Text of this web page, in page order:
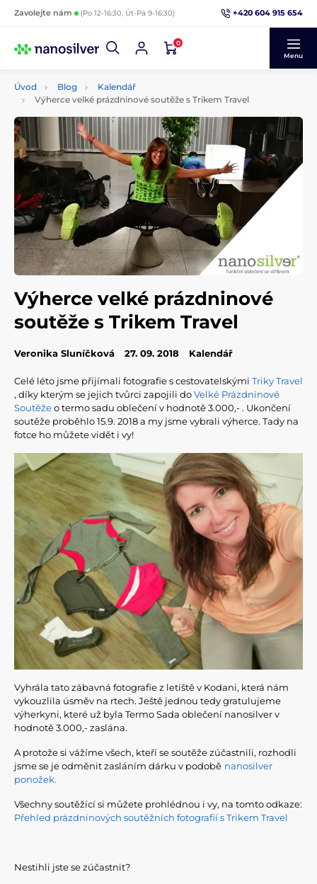
Zavolejte nám (Po 12-16:30, Út-Pá 9-16:30) +420 604 915 654
0
Menu
Úvod Blog
Kalendář
Výherce velké prázdninové soutěže s Trikem Travel
Výherce velké prázdninové
soutěže s Trikem Travel
Veronika Sluníčková 27. 09. 2018 Kalendář
Celé léto jsme přijímali fotografie s cestovatelskými Triky Travel
, díky kterým se jejich tvůrci zapojili doVelké Prázdninové
Soutěžeo termo sadu oblečení v hodnotě 3.000,- . Ukončení
soutěže proběhlo 15.9. 2018 a my jsme vybrali výherce. Tady na
fotce ho můžete vidět i vy!
Vyhrála tato zábavná fotografie z letiště v Kodani, která nám
vykouzlila úsměv na rtech. Ještě jednou tedy gratulujeme
výherkyni, které už byla Termo Sada oblečení nanosilver v
hodnotě 3.000,- zaslána.
A protože si vážíme všech, kteří se soutěže zúčastnili, rozhodli
jsme se je odměnit zasláním dárku v podobě nanosilver
ponožek.
Všechny soutěžící si můžete prohlédnou i vy, na tomto odkaze:
Přehled prázdninových soutěžních fotografií s Trikem Travel
Nestihli jste se zúčastnit?